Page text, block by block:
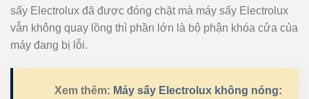
sấy Electrolux đã được đóng chặt mà máy sấy Electrolux
vẫn không quay lồng thì phần lớn là bộ phận khóa cửa của
máy đang bị lỗi.
Xem thêm: Máy sấy Electrolux không nóng: